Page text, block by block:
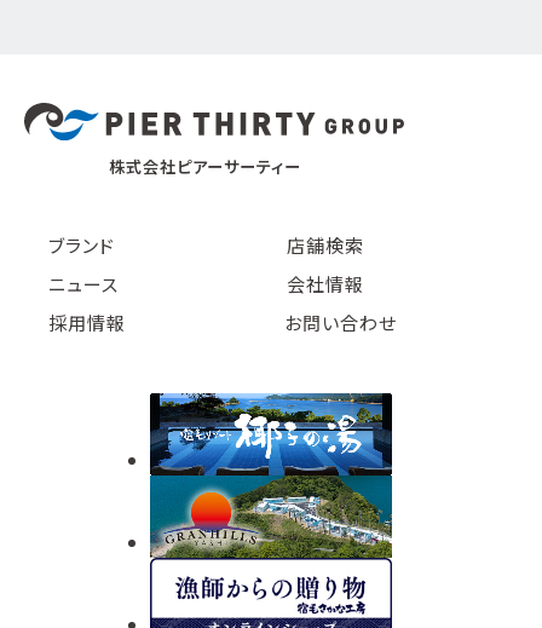
株式会社ピアーサーティー
ブランド
店舗検索
ニュース
会社情報
採用情報
お問い合わせ